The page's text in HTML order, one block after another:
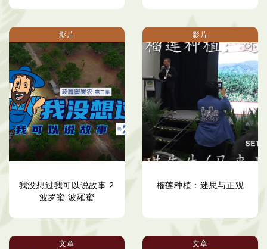
影片
我没想过我可以说故事 2
波罗蜜 波羅蜜
影片
榴莲种植：迷思与正观
文章 文章